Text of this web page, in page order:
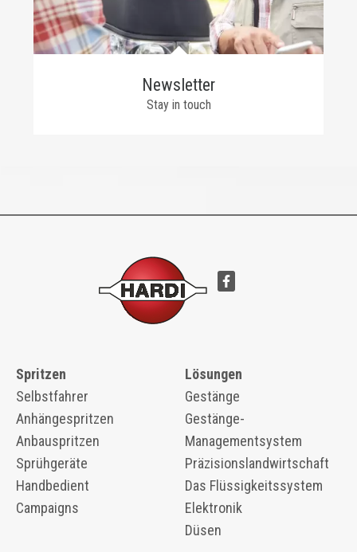
Newsletter
Stay in touch
Spritzen
Selbstfahrer
Anhängespritzen
Anbauspritzen
Sprühgeräte
Handbedient
Campaigns
Lösungen
Gestänge
Gestänge-
Managementsystem
Präzisionslandwirtschaft
Das Flüssigkeitssystem
Elektronik
Düsen